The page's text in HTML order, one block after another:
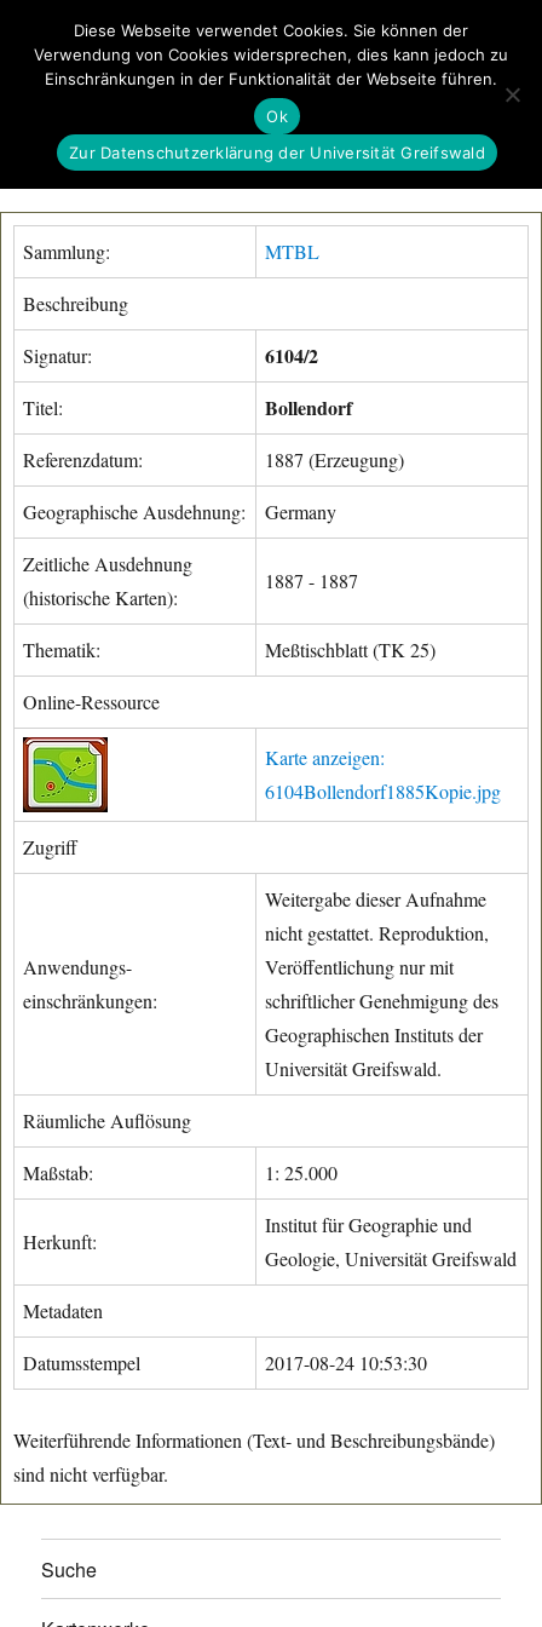
GeoGREIF MENÜ
Sammlung: MTBL
Beschreibung
Signatur: 6104/2
Titel: Bollendorf
Referenzdatum: 1887 (Erzeugung)
Geographische Ausdehnung: Germany
Zeitliche Ausdehnung
(historische Karten):
1887 - 1887
Thematik: Meßtischblatt (TK 25)
Online-Ressource
Karte anzeigen:
6104Bollendorf1885Kopie.jpg
Zugriff
Anwendungs-
einschränkungen:
Weitergabe dieser Aufnahme
nicht gestattet. Reproduktion,
Veröffentlichung nur mit
schriftlicher Genehmigung des
Geographischen Instituts der
Universität Greifswald.
Räumliche Auflösung
Maßstab: 1: 25.000
Herkunft:
Institut für Geographie und
Geologie, Universität Greifswald
Metadaten
Datumsstempel 2017-08-24 10:53:30
Weiterführende Informationen (Text- und Beschreibungsbände)
sind nicht verfügbar.
Suche
Diese Webseite verwendet Cookies. Sie können der
Verwendung von Cookies widersprechen, dies kann jedoch zu
Einschränkungen in der Funktionalität der Webseite führen.
Ok
Zur Datenschutzerklärung der Universität Greifswald